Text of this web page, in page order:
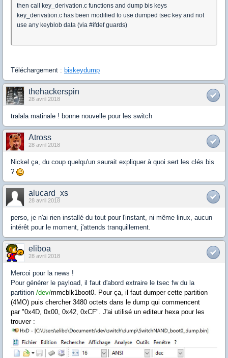
then call key_derivation.c functions and dump bis keys
key_derivation.c has been modified to use dumped tsec key and not
use any keyblob data (via #ifdef guards)
Téléchargement : biskeydump
thehackerspin
28 avril 2018
tralala matinale ! bonne nouvelle pour les switch
Atross
28 avril 2018
Nickel ça, du coup quelqu'un saurait expliquer à quoi sert les clés bis
?
alucard_xs
28 avril 2018
perso, je n'ai rien installé du tout pour l'instant, ni même linux, aucun
intérêt pour le moment, j'attends tranquillement.
eliboa
28 avril 2018
Mercoi pour la news !
Pour générer le payload, il faut d'abord extraire le tsec fw du la
partition /dev/mmcblk1boot0. Pour ça, il faut dumper cette partition
(4MO) puis chercher 3480 octets dans le dump qui commencent
par "0x4D, 0x00, 0x42, 0xCF". J'ai utilisé un editeur hexa pour les
trouver :